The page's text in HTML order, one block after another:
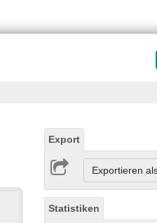
Export
Exportieren
Statistiken